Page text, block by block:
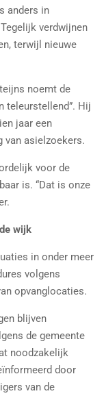
anders in
verdwijnen
terwijl nieuwe
noemt de
teleurstellend”. Hij
jaar een
van asielzoekers.
voor de
is. “Dat is onze
wijk
in onder meer
volgens
opvanglocaties.
blijven
de gemeente
noodzakelijk
door
van de